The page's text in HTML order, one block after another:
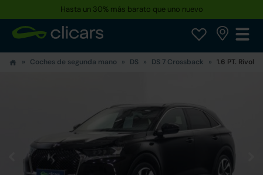
Hasta un 30% más barato que uno nuevo
Coches de segunda mano DS DS 7 Crossback 1.6 PT. Rivoli